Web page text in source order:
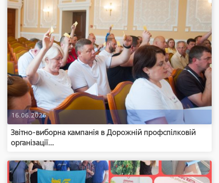
16.06.2026
Звітно-виборна кампанія в Дорожній профспілковій
організації...